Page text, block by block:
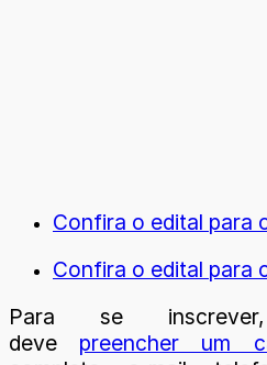
Confira o edital para
Confira o edital para
Para se
deve preencher um